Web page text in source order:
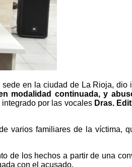
en la ciudad de La Rioja, dio
modalidad continuada, y
integrado por las vocales Dras.
varios familiares de la víctima,
de los hechos a partir de una
con el acusado.